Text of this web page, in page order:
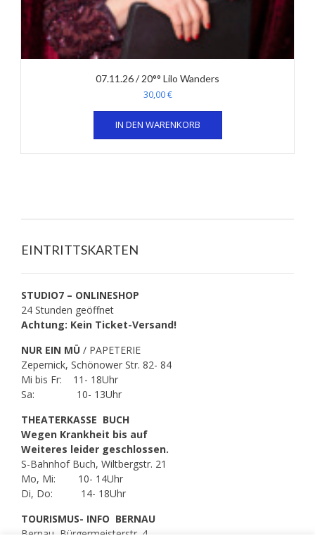
07.11.26 / 20°° Lilo Wanders
30,00€
IN DEN WARENKORB
EINTRITTSKARTEN
STUDIO7 – ONLINESHOP
24 Stunden geöffnet
Achtung: Kein Ticket-Versand!
NUR EIN MÜ / PAPETERIE
Zepernick, Schönower Str. 82- 84
Mi bis Fr: 11- 18Uhr
Sa: 10- 13Uhr
THEATERKASSE BUCH
Wegen Krankheit bis auf
Weiteres leider geschlossen.
S-Bahnhof Buch, Wiltbergstr. 21
Mo, Mi: 10- 14Uhr
Di, Do: 14- 18Uhr
TOURISMUS- INFO BERNAU
Bernau, Bürgermeisterstr. 4